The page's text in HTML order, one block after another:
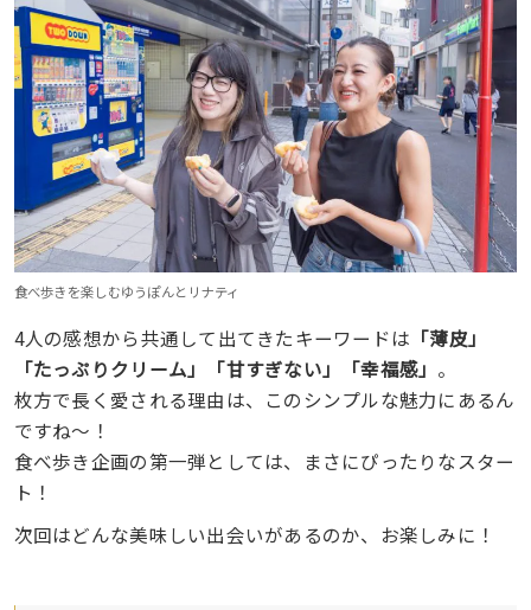
食べ歩きを楽しむゆうぽんとリナティ
4人の感想から共通して出てきたキーワードは 「薄皮」
「たっぷりクリーム」「甘すぎない」「幸福感」 。
枚方で長く愛される理由は、このシンプルな魅力にあるん
ですね〜！
食べ歩き企画の第一弾としては、まさにぴったりなスター
ト！
次回はどんな美味しい出会いがあるのか、お楽しみに！